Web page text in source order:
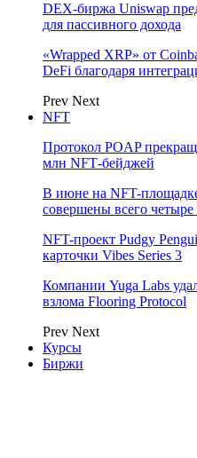
DEX-биржа Uniswap
для пассивного дохода
«Wrapped XRP» от
DeFi благодаря
Prev Next
NFT
Протокол POAP
млн NFT‑бейджей
В июне на NFT-
совершены всего
NFT-проект Pudgy
карточки Vibes Series 3
Компании Yuga Labs
взлома Flooring Protocol
Prev Next
Курсы
Биржи